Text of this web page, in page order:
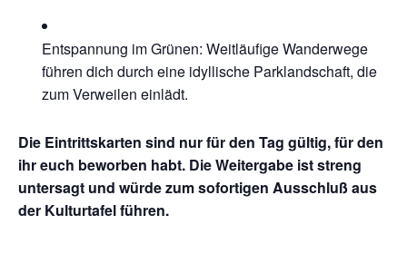
Entspannung im Grünen: Weitläufige Wanderwege
führen dich durch eine idyllische Parklandschaft, die
zum Verweilen einlädt.
Die Eintrittskarten sind nur für den Tag gültig, für den
ihr euch beworben habt. Die Weitergabe ist streng
untersagt und würde zum sofortigen Ausschluß aus
der Kulturtafel führen.